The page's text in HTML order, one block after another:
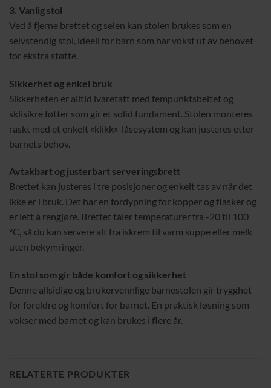
3. Vanlig stol
Ved å fjerne brettet og selen kan stolen brukes som en
selvstendig stol, ideell for barn som har vokst ut av behovet
for ekstra støtte.
Sikkerhet og enkel bruk
Sikkerheten er alltid ivaretatt med fempunktsbeltet og
sklisikre føtter som gir et solid fundament. Stolen monteres
raskt med et enkelt «klikk»-låsesystem og kan justeres etter
barnets behov.
Avtakbart og justerbart serveringsbrett
Brettet kan justeres i tre posisjoner og enkelt tas av når det
ikke er i bruk. Det har en fordypning for kopper og flasker og
er lett å rengjøre. Brettet tåler temperaturer fra -20 til 100
ºC, så du kan servere alt fra iskrem til varm suppe eller melk
uten bekymringer.
En stol som gir både komfort og sikkerhet
Denne allsidige og brukervennlige barnestolen gir trygghet
for foreldre og komfort for barnet. En praktisk løsning som
vokser med barnet og kan brukes i flere år.
RELATERTE PRODUKTER